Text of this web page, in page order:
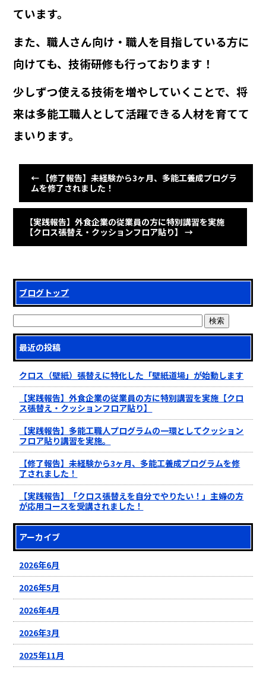
ています。
また、職人さん向け・職人を目指している方に
向けても、技術研修も行っております！
少しずつ使える技術を増やしていくことで、将
来は多能工職人として活躍できる人材を育てて
まいります。
← 【修了報告】未経験から3ヶ月、多能工養成プログラ
ムを修了されました！
【実践報告】外食企業の従業員の方に特別講習を実施
【クロス張替え・クッションフロア貼り】→
ブログトップ
最近の投稿
クロス（壁紙）張替えに特化した「壁紙道場」が始動します
【実践報告】外食企業の従業員の方に特別講習を実施【クロ
ス張替え・クッションフロア貼り】
【実践報告】多能工職人プログラムの一環としてクッション
フロア貼り講習を実施。
【修了報告】未経験から3ヶ月、多能工養成プログラムを修
了されました！
【実践報告】「クロス張替えを自分でやりたい！」主婦の方
が応用コースを受講されました！
アーカイブ
2026年6月
2026年5月
2026年4月
2026年3月
2025年11月